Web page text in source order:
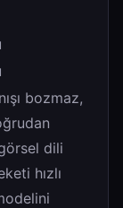
bozmaz,
dili
hızlı